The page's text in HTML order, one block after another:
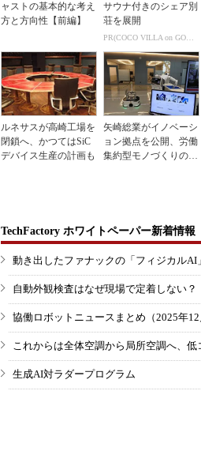
ャストの基本的な考え
方と方向性【前編】
サウナ付きのシェア別
荘を展開
PR(COCO VILLA on GOETHE)
ルネサスが高崎工場を
閉鎖へ、かつてはSiC
デバイス生産の計画も
矢崎総業がイノベーシ
ョン拠点を公開、労働
集約型モノづくりのス
TechFactory ホワイトペーパー新着情報
動き出したファナックの「フィジカルAI」
自動外観検査はなぜ現場で定着しない
協働ロボットニュースまとめ（2025年12
これからは全体空調から局所空調へ、
生成AI対ラダープログラム